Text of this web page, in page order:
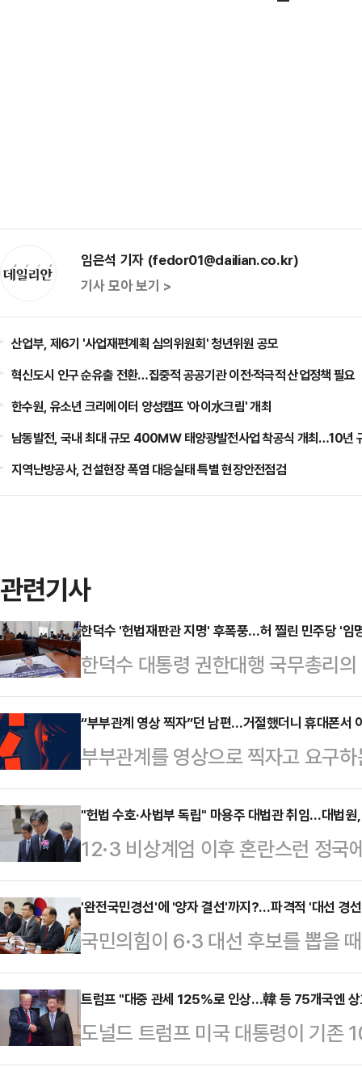
임은석 기자 (fedor01@dailian.co.kr)
기사 모아 보기 >
산업부, 제6기 '사업재편계획 심의위원회' 청년위원 공모
혁신도시 인구 순유출 전환…집중적 공공기관 이전·적극적 산업정책 필요
한수원, 유소년 크리에이터 양성캠프 '아이水크림' 개최
남동발전, 국내 최대 규모 400㎿ 태양광발전사업 착공식 개최…10년
지역난방공사, 건설현장 폭염 대응실태 특별 현장안전점검
관련기사
한덕수 '헌법재판관 지명' 후폭풍…허 찔린 민주당 '임
한덕수 대통령 권한대행 국무총리
정치권을 강타하고 있다. 허가 찔린
세 수위를 끌어올리는 중이다.9일
임자 중 한 명으로 친윤(친윤석열)
장이 지명된 것을 둘러싼 논란이 잦
는 18일 퇴임하는 문형배·이미선
상훈 서울고법 부장판사를 지명했
를 위한 당대표직을 내…
“부부관계 영상 찍자”던 남편…거절했더니 휴대폰서
부부관계를 영상으로 찍자고 요구
다.지난 7일 양나래 변호사는 자신
남편에 대한 이혼 상담 영상을 공개
후 남편이 성관계할 때마다 ‘기록을
뿐만 아니라 “부부 생활을 잘하려
유하면서 잘 맞춰나가야 사이가 좋
겠다”고도 요구했다.A씨가 “휴대
누가 휴대폰을…
"헌법 수호·사법부 독립" 마용주 대법관 취임…대법
12·3 비상계엄 이후 혼란스런 정국
법관(56·사법연수원 23기)이 취
구성을 마쳤다. 작년 12월27일 김
간 한 명이 공석인 상태였는데 마침
대법관은 1명이라도 취임이 늦어지
3000~4000건의 사건을 처리해야
사건도 이어받지 못해 선고 진행도
부딪히는 …
'완전국민경선'에 '양자 결선'까지?…파격적 '대선 경
국민의힘이 6·3 대선 후보를 뽑을
입하는 '경선룰'을 검토하면서 당내
두 방안을 도입하는 것이 최적이란
제기되고 있어서다. 특히 일부 대권
출하면서 당 지도부와 대선 준비 선
트럼프 "대중 관세 125%로 인상…韓 등 75개국엔
도널드 트럼프 미국 대통령이 기
상하고 상호관세를 90일 동안 유예